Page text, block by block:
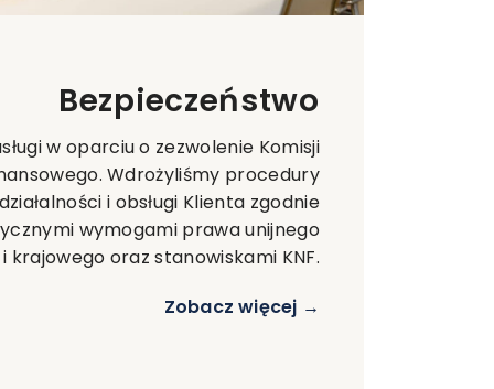
Bezpieczeństwo
w oparciu o zezwolenie Komisji
Wdrożyliśmy procedury
i obsługi Klienta zgodnie
wymogami prawa unijnego
i krajowego oraz stanowiskami KNF.
Zobacz więcej →